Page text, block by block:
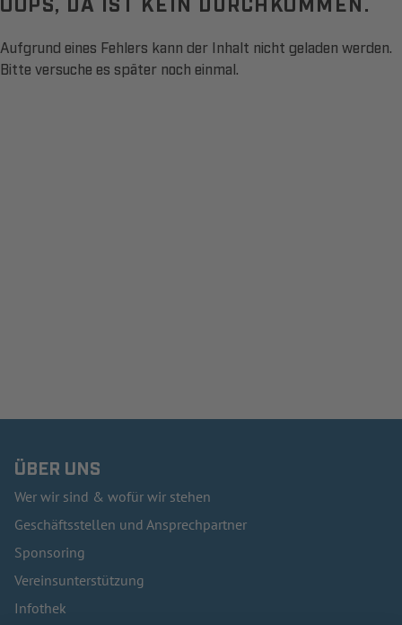
Aufgrund eines Fehlers kann der Inhalt nicht geladen werden.
Bitte versuche es später noch einmal.
ÜBER UNS
Wer wir sind & wofür wir stehen
Geschäftsstellen und Ansprechpartner
Sponsoring
Vereinsunterstützung
Infothek